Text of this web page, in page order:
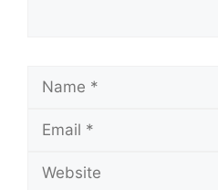
Name
Email
Website